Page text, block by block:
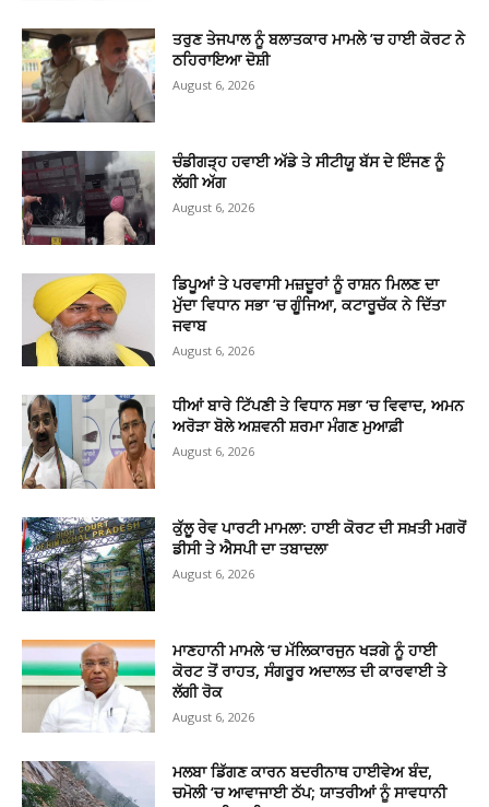
ਤਰੁਣ ਤੇਜਪਾਲ ਨੂੰ ਬਲਾਤਕਾਰ ਮਾਮਲੇ ’ਚ ਹਾਈ ਕੋਰਟ ਨੇ
ਠਹਿਰਾਇਆ ਦੋਸ਼ੀ
August 6, 2026
ਚੰਡੀਗੜ੍ਹ ਹਵਾਈ ਅੱਡੇ ਤੇ ਸੀਟੀਯੂ ਬੱਸ ਦੇ ਇੰਜਣ ਨੂੰ
ਲੱਗੀ ਅੱਗ
August 6, 2026
ਡਿਪੂਆਂ ਤੇ ਪਰਵਾਸੀ ਮਜ਼ਦੂਰਾਂ ਨੂੰ ਰਾਸ਼ਨ ਮਿਲਣ ਦਾ
ਮੁੱਦਾ ਵਿਧਾਨ ਸਭਾ ’ਚ ਗੂੰਜਿਆ, ਕਟਾਰੂਚੱਕ ਨੇ ਦਿੱਤਾ
ਜਵਾਬ
August 6, 2026
ਧੀਆਂ ਬਾਰੇ ਟਿੱਪਣੀ ਤੇ ਵਿਧਾਨ ਸਭਾ ‘ਚ ਵਿਵਾਦ, ਅਮਨ
ਅਰੋੜਾ ਬੋਲੇ ਅਸ਼ਵਨੀ ਸ਼ਰਮਾ ਮੰਗਣ ਮੁਆਫ਼ੀ
August 6, 2026
ਕੁੱਲੂ ਰੇਵ ਪਾਰਟੀ ਮਾਮਲਾ: ਹਾਈ ਕੋਰਟ ਦੀ ਸਖ਼ਤੀ ਮਗਰੋਂ
ਡੀਸੀ ਤੇ ਐਸਪੀ ਦਾ ਤਬਾਦਲਾ
August 6, 2026
ਮਾਣਹਾਨੀ ਮਾਮਲੇ ‘ਚ ਮੱਲਿਕਾਰਜੁਨ ਖੜਗੇ ਨੂੰ ਹਾਈ
ਕੋਰਟ ਤੋਂ ਰਾਹਤ, ਸੰਗਰੂਰ ਅਦਾਲਤ ਦੀ ਕਾਰਵਾਈ ਤੇ
ਲੱਗੀ ਰੋਕ
August 6, 2026
ਮਲਬਾ ਡਿੱਗਣ ਕਾਰਨ ਬਦਰੀਨਾਥ ਹਾਈਵੇਅ ਬੰਦ,
ਚਮੋਲੀ ‘ਚ ਆਵਾਜਾਈ ਠੱਪ; ਯਾਤਰੀਆਂ ਨੂੰ ਸਾਵਧਾਨੀ